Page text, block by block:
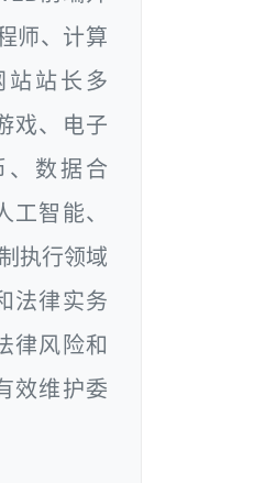
师、计算
站站长多
戏、电子
、数据合
智能、
执行领域
法律实务
律风险和
效维护委